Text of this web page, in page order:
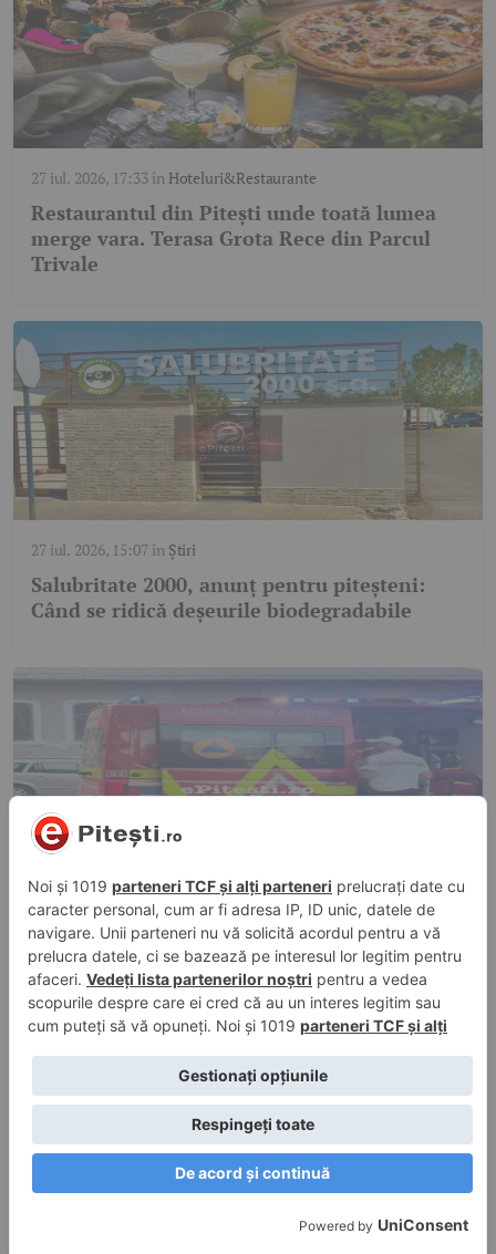
27 iul. 2026, 17:33în Hoteluri&Restaurante
Restaurantul din Pitești unde toată lumea
merge vara. Terasa Grota Rece din Parcul
Trivale
27 iul. 2026, 15:07în Știri
Salubritate 2000, anunț pentru piteșteni:
Când se ridică deșeurile biodegradabile
26 iul. 2026, 20:14înEvenimente trafic,Video
Pitești: O șoferiță a intrat cu mașina în scara
unui bloc de pe IC Brătianu